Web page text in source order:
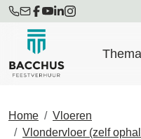
Home
Vloeren
Vlondervloer (zelf